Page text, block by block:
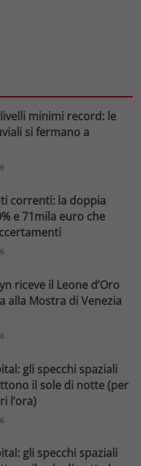
minimi record: le
si fermano a
correnti: la doppia
e 71mila euro che
riceve il Leone d’Oro
alla Mostra di Venezia
gli specchi spaziali
il sole di notte (per
l’ora)
gli specchi spaziali